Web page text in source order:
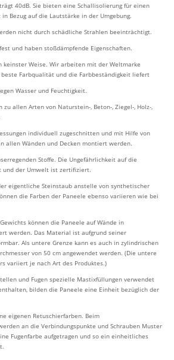
40dB. Sie bieten eine Schallisolierung für einen
Bezug auf die Lautstärke in der Umgebung.
nicht durch schädliche Strahlen beeinträchtigt.
und haben stoßdämpfende Eigenschaften.
keinster Weise. Wir arbeiten mit der Weltmarke
beste Farbqualität und die Farbbeständigkeit liefert
Wasser und Feuchtigkeit.
allen Arten von Naturstein-, Beton-, Ziegel-, Holz-,
individuell zugeschnitten und mit Hilfe von
allen Wänden und Decken montiert werden.
Stoffe. Die Ungefährlichkeit auf die
und der Umwelt ist zertifiziert.
eigentliche Steinstaub anstelle von synthetischer
die Farben der Paneele ebenso variieren wie bei
können die Paneele auf Wände in
werden. Das Material ist aufgrund seiner
Als untere Grenze kann es auch in zylindrischen
von 50 cm angewendet werden. (Die untere
variiert je nach Art des Produktes.)
und Fugen spezielle Mastixfüllungen verwendet
bilden die Paneele eine Einheit bezüglich der
eigenen Retuschierfarben. Beim
an die Verbindungspunkte und Schrauben Muster
Fugenfarbe aufgetragen und so ein einheitliches